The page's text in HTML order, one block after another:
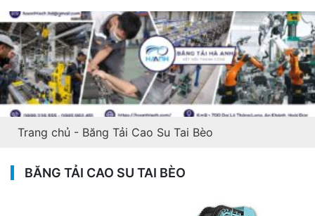
Trang chủ - Băng Tải Cao Su Tai Bèo
BĂNG TẢI CAO SU TAI BÈO